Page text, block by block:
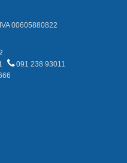
00605880822
091 238 93011